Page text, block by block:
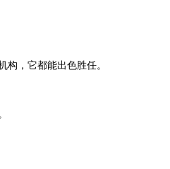
，它都能出色胜任。